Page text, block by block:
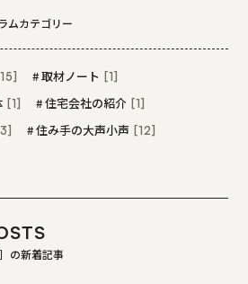
ムカテゴリー
取材ノート [1]
[1] 住宅会社の紹介 [1]
住み手の大声小声 [12]
］の新着記事